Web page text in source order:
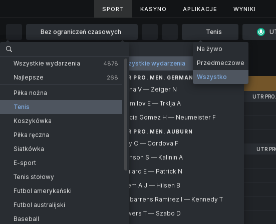
SPORT KASYNO APLIKACJE WYNIKI
SPORT KASYNO APLIKACJE WYNIKI
Bez ograniczeń czasowych Tenis
UTR Pro. Mężczyźni
UTR
Kalina V
Zeiger N
Shumilov E
-
-
UTR
-
-
Kalinin A
Aguiard E
-
Patrick N
Deem A J
-
Hilsen B
Urribarrens Ramirez I
-
1 godz.
2 godz.
4 godz.
6 godz.
12 godz.
1 dzień
2 dni
Wszystkie wydarzenia 275
KATEGORIA
Montreal
Hard
Additional
Montreal. Doubles
WTA
Toronto
Hard
Tournament outright
Wszystkie wydarzenia 10
UTR PRO. MEN. GERMANY
Kalina V — Zeiger N
Shumilov E — Trklja A
Garcia Gomez H — Neumeister F
UTR PRO. MEN. AUBURN
Frey C — Cordova F
Aronson S — Kalinin A
Aguiard E — Patrick N
Deem A J — Hilsen B
Urribarrens Ramirez I — Kennedy T
Bowers T — Szabo D
Na żywo
Przedmeczowe
Wszystko
Wszystkie wydarzenia 4878
Najlepsze 268
Piłka nożna
Tenis
Koszykówka
Piłka ręczna
Siatkówka
E-sport
Tenis stołowy
Futbol amerykański
Futbol australijski
Baseball